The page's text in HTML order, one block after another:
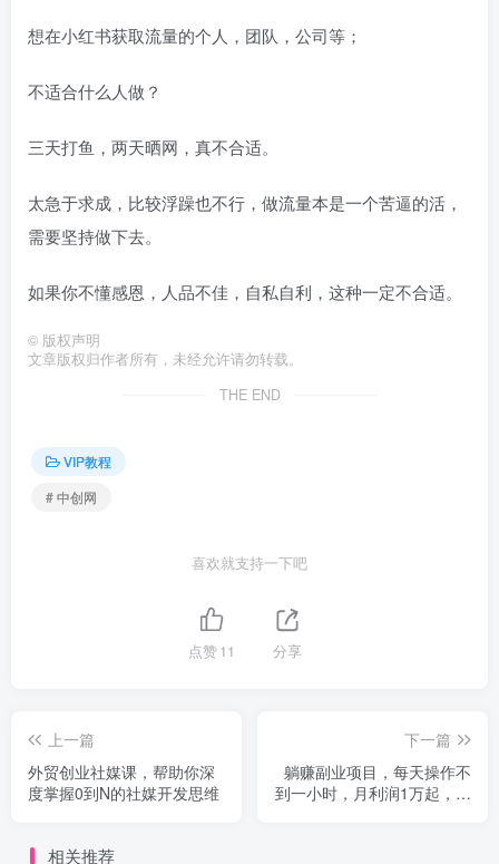
想在小红书获取流量的个人，团队，公司等；
不适合什么人做？
三天打鱼，两天晒网，真不合适。
太急于求成，比较浮躁也不行，做流量本是一个苦逼的活，
需要坚持做下去。
如果你不懂感恩，人品不佳，自私自利，这种一定不合适。
© 版权声明
文章版权归作者所有，未经允许请勿转载。
THE END
VIP教程
# 中创网
喜欢就支持一下吧
点赞11 分享
上一篇
外贸创业社媒课，帮助你深
度掌握0到N的社媒开发思维
下一篇
躺赚副业项目，每天操作不
到一小时，月利润1万起，实
相关推荐